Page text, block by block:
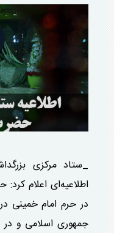
_ستاد مرکزی
اطلاعیه‌ای اعلام
جمهوری اسلامی و در